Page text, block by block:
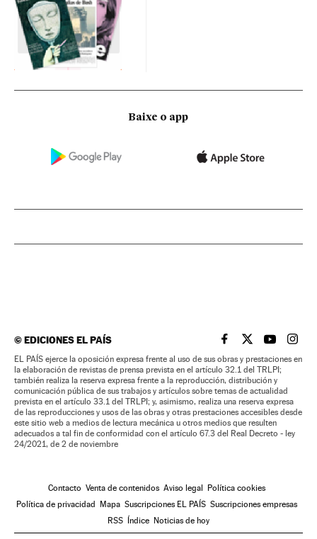
Baixe o app
©EDICIONES EL PAÍS EL PAÍS BRASIL EN
EL PAÍSEL PAÍS
EL
EL PAÍS ejerce la oposición expresa frente al uso de sus obras y prestaciones en
la elaboración de revistas de prensa prevista en el artículo 32.1 del TRLPI;
también realiza la reserva expresa frente a la reproducción, distribución y
comunicación pública de sus trabajos y artículos sobre temas de actualidad
prevista en el artículo 33.1 del TRLPI; y, asimismo, realiza una reserva expresa
de las reproducciones y usos de las obras y otras prestaciones accesibles desde
este sitio web a medios de lectura mecánica u otros medios que resulten
adecuados a tal fin de conformidad con el artículo 67.3 del Real Decreto - ley
24/2021, de 2 de noviembre
Contacto Venta de contenidos Aviso legal Política cookies
Política de privacidad Mapa Suscripciones EL PAÍS Suscripciones empresas
RSS Índice Noticias de hoy